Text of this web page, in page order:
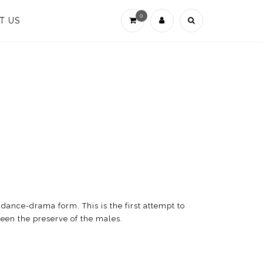
0
US
drama form. This is the first attempt to
the preserve of the males.